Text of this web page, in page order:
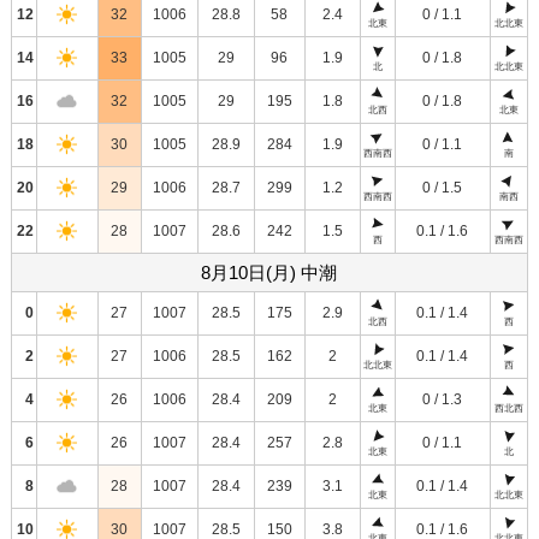
12 32 1006 28.8 58 2.4
北東
0 / 1.1
北北東
14 33 1005 29 96 1.9
北
0 / 1.8
北北東
16 32 1005 29 195 1.8
北西
0 / 1.8
北東
18 30 1005 28.9 284 1.9
西南西
0 / 1.1
南
20 29 1006 28.7 299 1.2
西南西
0 / 1.5
南西
22 28 1007 28.6 242 1.5
西
0.1 / 1.6
西南西
8月10日(月) 中潮
0 27 1007 28.5 175 2.9
北西
0.1 / 1.4
西
2 27 1006 28.5 162 2
北北東
0.1 / 1.4
西
4 26 1006 28.4 209 2
北東
0 / 1.3
西北西
6 26 1007 28.4 257 2.8
北東
0 / 1.1
北
8 28 1007 28.4 239 3.1
北東
0.1 / 1.4
北北東
10 30 1007 28.5 150 3.8 0.1 / 1.6